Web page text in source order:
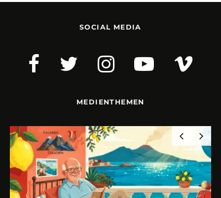
SOCIAL MEDIA
MEDIENTHEMEN